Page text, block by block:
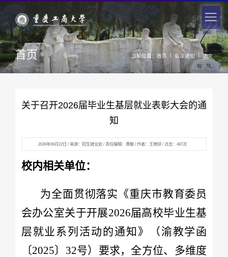
首页 当前位置： 首页 | 会议通知 | 正文
关于召开2026届毕业生基层就业表彰大会的通
知
2026年06月22日 / 来源：招生就业处 / 责任编辑：黄敏 / 作者：王艳琼 / 点击： 487次
校内相关单位：
为全面贯彻落实《重庆市教育委员
会办公室关于开展2026届高校毕业生基
层就业系列活动的通知》（渝教学函
〔2025〕32号）要求，全方位、多维度